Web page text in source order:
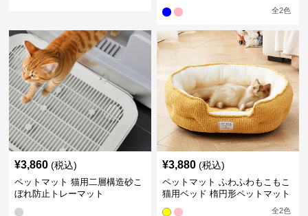
全2色
¥3,860 (税込)
ペットマット 猫用二層構造砂こ
ぼれ防止トレーマット
¥3,880 (税込)
ペットマット ふわふわもこもこ
猫用ベッド 楕円形ペットマット
全2色